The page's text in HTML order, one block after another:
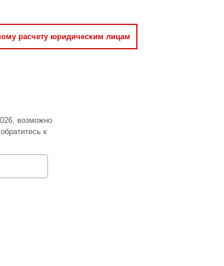
расчету юридическим лицам
возможно
к